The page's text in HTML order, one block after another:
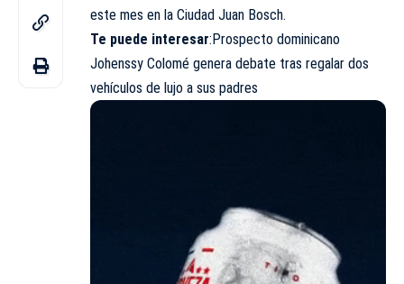
este mes en la Ciudad Juan Bosch.
Te puede interesar:Prospecto dominicano
Johenssy Colomé genera debate tras regalar dos
vehículos de lujo a sus padres